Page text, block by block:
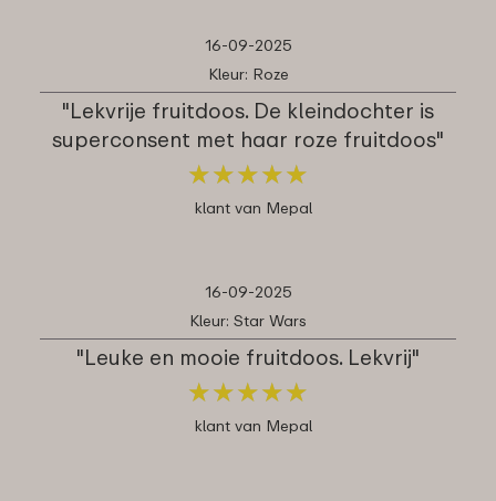
16-09-2025
Kleur: Roze
"Lekvrije fruitdoos. De kleindochter is
superconsent met haar roze fruitdoos"
★★★★★
★★★★★
klant van Mepal
16-09-2025
Kleur: Star Wars
"Leuke en mooie fruitdoos. Lekvrij"
★★★★★
★★★★★
klant van Mepal